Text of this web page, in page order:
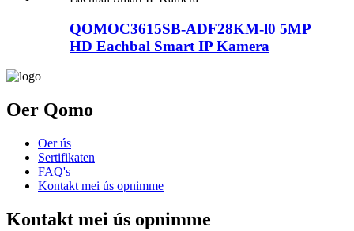
QOMOC3615SB-ADF28KM-l0 5MP
HD Eachbal Smart IP Kamera
Oer Qomo
Oer ús
Sertifikaten
FAQ's
Kontakt mei ús opnimme
Kontakt mei ús opnimme